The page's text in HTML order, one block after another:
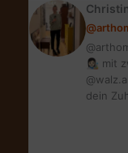
👩🏻‍🎨
dein